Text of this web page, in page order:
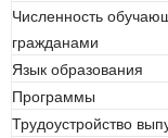
Численность
гражданами
Язык образования
Программы
Трудоустройство